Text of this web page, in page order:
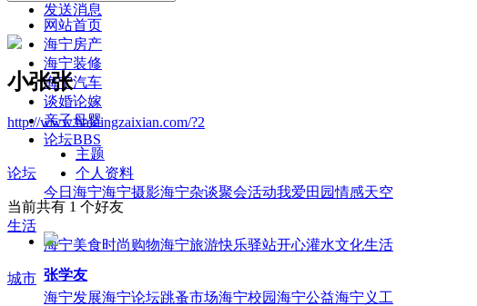
网站首页
海宁房产
海宁装修
海宁汽车
谈婚论嫁
亲子母婴
论坛BBS
论坛
今日海宁海宁摄影海宁杂谈聚会活动我爱田园情感天空
生活
海宁美食时尚购物海宁旅游快乐驿站开心灌水文化生活
城市
海宁发展海宁论坛跳蚤市场海宁校园海宁公益海宁义工
发送消息
小张张
http://www.hainingzaixian.com/?2
主题
个人资料
当前共有 1 个好友
张学友